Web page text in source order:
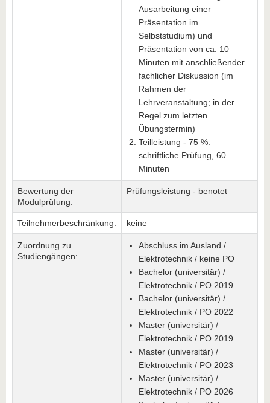
Ausarbeitung einer
Präsentation im
Selbststudium) und
Präsentation von ca. 10
Minuten mit anschließender
fachlicher Diskussion (im
Rahmen der
Lehrveranstaltung; in der
Regel zum letzten
Übungstermin)
Teilleistung - 75 %:
schriftliche Prüfung, 60
Minuten
Bewertung der
Modulprüfung:
Prüfungsleistung - benotet
Teilnehmerbeschränkung: keine
Zuordnung zu
Studiengängen:
Abschluss im Ausland /
Elektrotechnik / keine PO
Bachelor (universitär) /
Elektrotechnik / PO 2019
Bachelor (universitär) /
Elektrotechnik / PO 2022
Master (universitär) /
Elektrotechnik / PO 2019
Master (universitär) /
Elektrotechnik / PO 2023
Master (universitär) /
Elektrotechnik / PO 2026